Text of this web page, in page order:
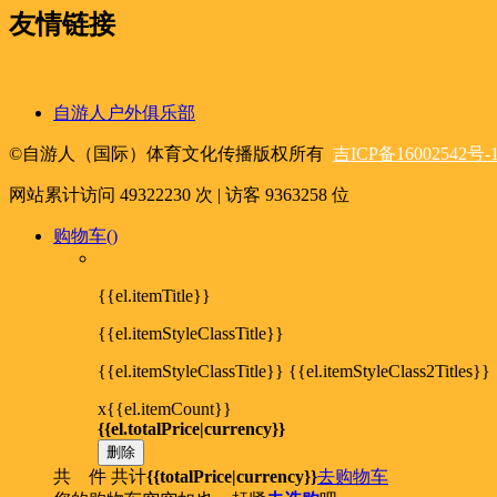
友情链接
自游人户外俱乐部
©自游人（国际）体育文化传播版权所有 吉ICP备16002542号-
网站累计访问 49322230 次 | 访客 9363258 位
购物车()
{{el.itemTitle}}
{{el.itemStyleClassTitle}}
{{el.itemStyleClassTitle}} {{el.itemStyleClass2Titles}}
x{{el.itemCount}}
{{el.totalPrice|currency}}
删除
共 件 共计{{totalPrice|currency}}去购物车